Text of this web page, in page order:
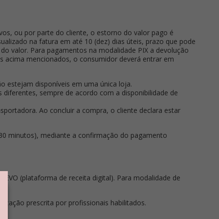
ou por parte do cliente, o estorno do valor pago é
na fatura em até 10 (dez) dias úteis, prazo que pode
valor. Para pagamentos na modalidade PIX a devolução
mencionados, o consumidor deverá entrar em
estejam disponíveis em uma única loja.
sempre de acordo com a disponibilidade de
Ao concluir a compra, o cliente declara estar
minutos), mediante a confirmação do pagamento
(plataforma de receita digital). Para modalidade de
prescrita por profissionais habilitados.